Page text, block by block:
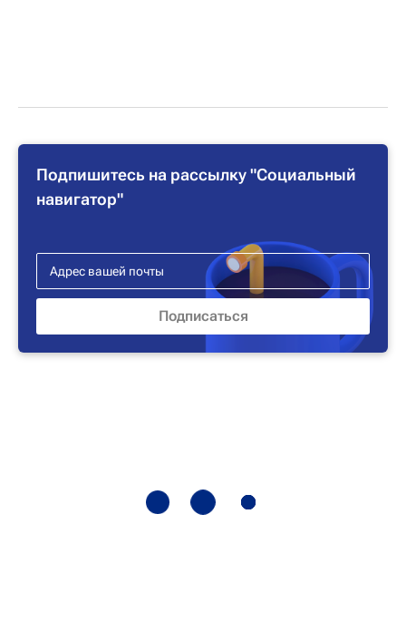
Подпишитесь на рассылку "Социальный
навигатор"